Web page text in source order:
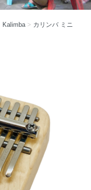
Kalimba > カリンバ ミニ